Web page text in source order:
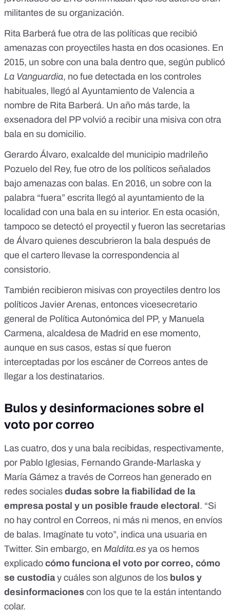
militantes de su organización.
Rita Barberá fue otra de las políticas que recibió
amenazas con proyectiles hasta en dos ocasiones. En
2015, un sobre con una bala dentro que, según publicó
La Vanguardia, no fue detectada en los controles
habituales, llegó al Ayuntamiento de Valencia a
nombre de Rita Barberá. Un año más tarde, la
exsenadora del PP volvió a recibir una misiva con otra
bala en su domicilio.
Gerardo Álvaro, exalcalde del municipio madrileño
Pozuelo del Rey, fue otro de los políticos señalados
bajo amenazas con balas. En 2016, un sobre con la
palabra “fuera” escrita llegó al ayuntamiento de la
localidad con una bala en su interior. En esta ocasión,
tampoco se detectó el proyectil y fueron las secretarias
de Álvaro quienes descubrieron la bala después de
que el cartero llevase la correspondencia al
consistorio.
También recibieron misivas con proyectiles dentro los
políticos Javier Arenas, entonces vicesecretario
general de Política Autonómica del PP, y Manuela
Carmena, alcaldesa de Madrid en ese momento,
aunque en sus casos, estas sí que fueron
interceptadas por los escáner de Correos antes de
llegar a los destinatarios.
Bulos y desinformaciones sobre el
voto por correo
Las cuatro, dos y una bala recibidas, respectivamente,
por Pablo Iglesias, Fernando Grande-Marlaska y
María Gámez a través de Correos han generado en
redes sociales dudas sobre la fiabilidad de la
empresa postal y un posible fraude electoral. “Si
no hay control en Correos, ni más ni menos, en envíos
de balas. Imagínate tu voto”, indica una usuaria en
Twitter. Sin embargo, en Maldita.es ya os hemos
explicado cómo funciona el voto por correo, cómo
se custodia y cuáles son algunos de los bulos y
desinformaciones con los que te la están intentando
colar.